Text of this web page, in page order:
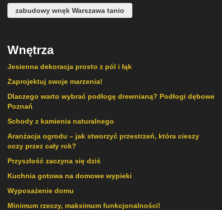
zabudowy wnęk Warszawa tanio
Wnętrza
Jesienna dekoracja prosto z pól i łąk
Zaprojektuj swoje marzenia!
Dlaczego warto wybrać podłogę drewnianą? Podłogi dębowe
Poznań
Schody z kamienia naturalnego
Aranżacja ogrodu – jak stworzyć przestrzeń, która cieszy
oczy przez cały rok?
Przyszłość zaczyna się dziś
Kuchnia gotowa na domowe wypieki
Wyposażenie domu
Minimum rzeczy, maksimum funkcjonalności!